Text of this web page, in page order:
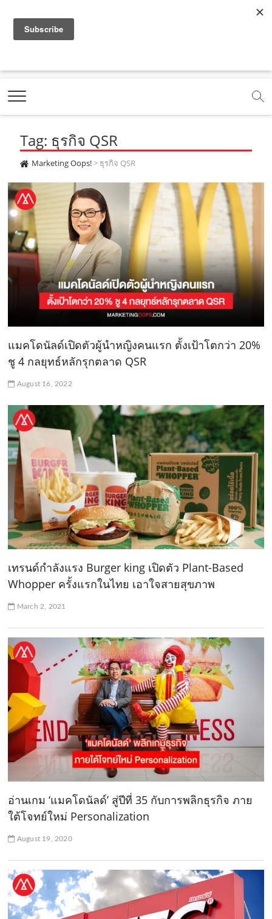
a
e
b
o
o
k
.
c
o
m
o
t
b
e
.
c
.
o
e
m
e
t
g
r
a
m
.
c
o
m
t
k
.
c
o
Marketing Oops!
DIGITAL | CREATIVE | ADVERTISING | CAMPAIGN |
Tag: ธุรกิจ QSR
Marketing Oops!> ธุรกิจ QSR
แมคโดนัลด์เปิดตัวผู้นำหญิงคนแรก ตั้งเป้าโตกว่า 20%
ชู 4 กลยุทธ์หลักรุกตลาด QSR
August 16, 2022
เทรนด์กำลังแรง Burger king เปิดตัว Plant-Based
Whopper ครั้งแรกในไทย เอาใจสายสุขภาพ
March 2, 2021
อ่านเกม ‘แมคโดนัลด์’ สู่ปีที่ 35 กับการพลิกธุรกิจ ภาย
ใต้โจทย์ใหม่ Personalization
August 19, 2020